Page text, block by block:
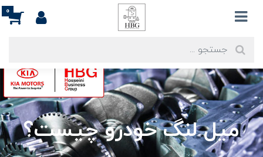
0
میل لنگ خودرو چیست؟